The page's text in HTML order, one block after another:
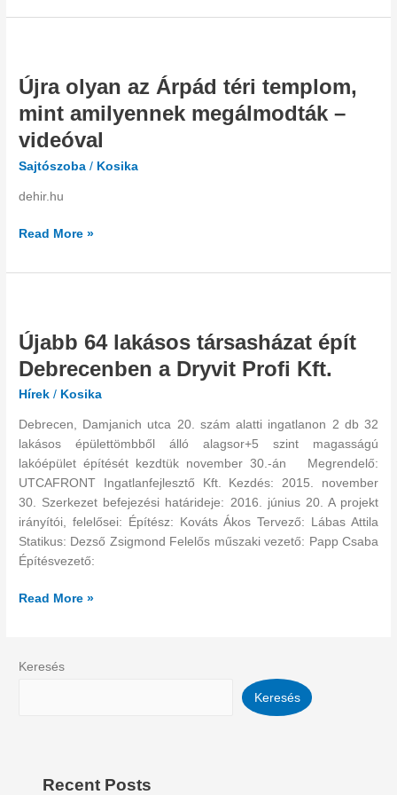
Újra olyan az Árpád téri templom,
mint amilyennek megálmodták –
videóval
Sajtószoba / Kosika
dehir.hu
az
Árpád
téri
templom,
mint
megálmodták
videóval
Read More »
Újabb 64 lakásos társasházat épít
Debrecenben a Dryvit Profi Kft.
Hírek / Kosika
Debrecen, Damjanich utca 20. szám alatti ingatlanon 2 db 32
lakásos épülettömbből álló alagsor+5 szint magasságú
lakóépület építését kezdtük november 30.-án Megrendelő:
UTCAFRONT Ingatlanfejlesztő Kft. Kezdés: 2015. november
30. Szerkezet befejezési határideje: 2016. június 20. A projekt
irányítói, felelősei: Építész: Kováts Ákos Tervező: Lábas Attila
Statikus: Dezső Zsigmond Felelős műszaki vezető: Papp Csaba
Építésvezető:
lakásos
társasházat
épít
Debrecenben
a
Dryvit
Profi
Kft.
Read More »
Keresés
Keresés
Recent Posts